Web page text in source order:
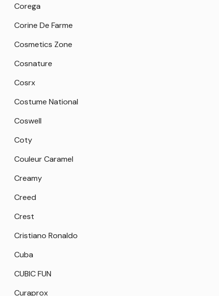
Corega
Corine De Farme
Cosmetics Zone
Cosnature
Cosrx
Costume National
Coswell
Coty
Couleur Caramel
Creamy
Creed
Crest
Cristiano Ronaldo
Cuba
CUBIC FUN
Curaprox